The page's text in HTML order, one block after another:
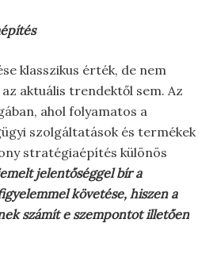
klasszikus érték, de nem
aktuális trendektől sem. Az
ahol folyamatos a
szolgáltatások és termékek
stratégiaépítés különös
jelentőséggel bír a
követése, hiszen a
számít e szempontot illetően